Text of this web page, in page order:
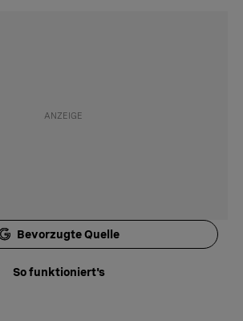
Bevorzugte Quelle
So funktioniert's